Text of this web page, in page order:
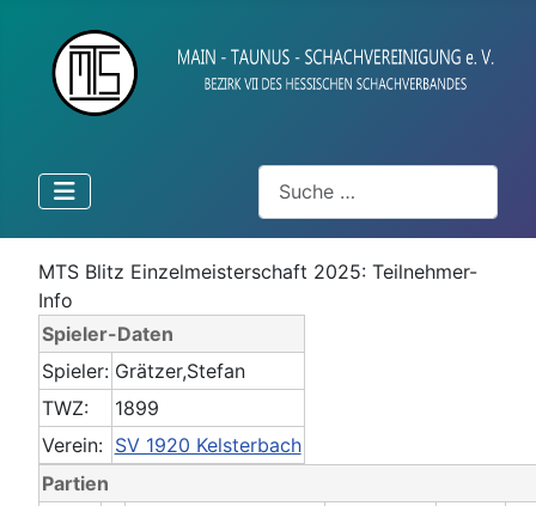
Suchen
MTS Blitz Einzelmeisterschaft 2025: Teilnehmer-
Info
Spieler-Daten
Spieler: Grätzer,Stefan
TWZ:
1899
Verein: SV 1920 Kelsterbach
Partien